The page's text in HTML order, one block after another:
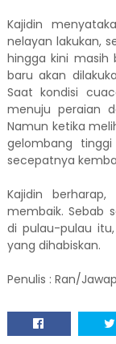
Kajidin
nelayan lakukan,
hingga kini masih
baru akan
Saat kondisi
menuju peraian
Namun ketika
gelombang
secepatnya
Kajidin
membaik. Sebab
di pulau-pulau
yang dihabiskan.
Penulis : Ran/